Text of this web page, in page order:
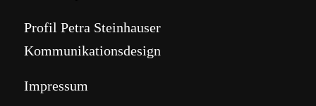
Profil Petra Steinhauser
Kommunikationsdesign
Impressum